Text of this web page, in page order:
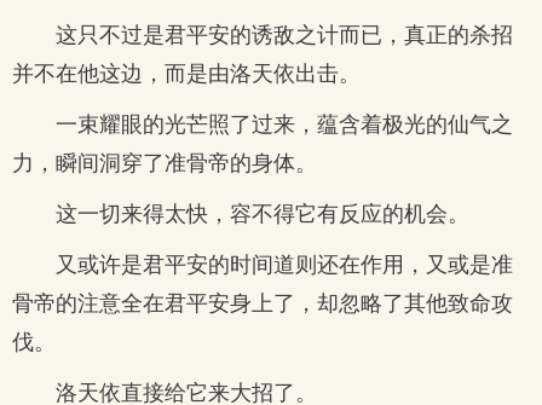
这只不过是君平安的诱敌之计而已，真正的杀招
并不在他这边，而是由洛天依出击。
一束耀眼的光芒照了过来，蕴含着极光的仙气之
力，瞬间洞穿了准骨帝的身体。
这一切来得太快，容不得它有反应的机会。
又或许是君平安的时间道则还在作用，又或是准
骨帝的注意全在君平安身上了，却忽略了其他致命攻
伐。
洛天依直接给它来大招了。